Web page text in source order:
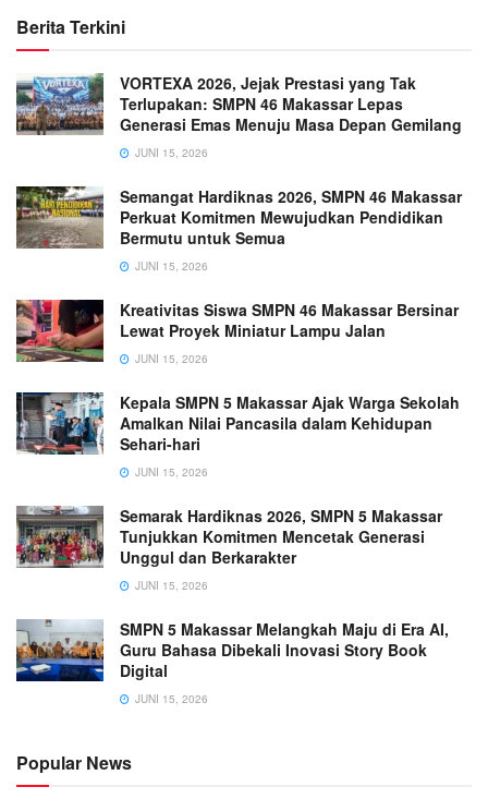
Berita Terkini
VORTEXA 2026, Jejak Prestasi yang Tak
Terlupakan: SMPN 46 Makassar Lepas
Generasi Emas Menuju Masa Depan Gemilang
JUNI 15, 2026
Semangat Hardiknas 2026, SMPN 46 Makassar
Perkuat Komitmen Mewujudkan Pendidikan
Bermutu untuk Semua
JUNI 15, 2026
Kreativitas Siswa SMPN 46 Makassar Bersinar
Lewat Proyek Miniatur Lampu Jalan
JUNI 15, 2026
Kepala SMPN 5 Makassar Ajak Warga Sekolah
Amalkan Nilai Pancasila dalam Kehidupan
Sehari-hari
JUNI 15, 2026
Semarak Hardiknas 2026, SMPN 5 Makassar
Tunjukkan Komitmen Mencetak Generasi
Unggul dan Berkarakter
JUNI 15, 2026
SMPN 5 Makassar Melangkah Maju di Era AI,
Guru Bahasa Dibekali Inovasi Story Book
Digital
JUNI 15, 2026
Popular News